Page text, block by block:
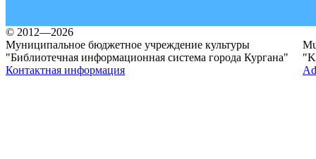
© 2012—2026
Муниципальное бюджетное учреждение культуры
"Библиотечная информационная система города Кургана"
Контактная информация